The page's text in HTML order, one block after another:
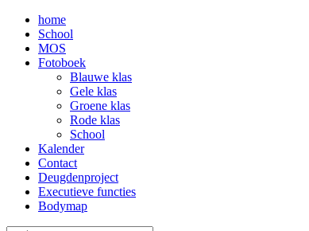
home
School
MOS
Fotoboek
Blauwe klas
Gele klas
Groene klas
Rode klas
School
Kalender
Contact
Deugdenproject
Executieve functies
Bodymap